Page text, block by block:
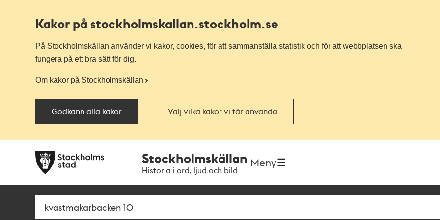
Kakor på stockholmskallan.stockholm.se
På Stockholmskällan använder vi kakor, cookies, för att sammanställa statistik och för att webbplatsen ska
fungera på ett bra sätt för dig.
Om kakor på Stockholmskällan
Godkänn alla kakor Välj vilka kakor vi får använda
navigationen
huvudinnehållet
Stockholmskällan
Historia i ord, ljud och bild
Meny
Sök